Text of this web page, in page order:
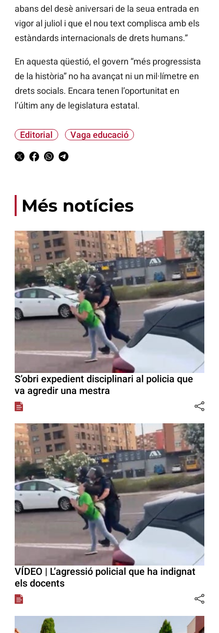
abans del desè aniversari de la seua entrada en
vigor al juliol i que el nou text complisca amb els
estàndards internacionals de drets humans.”
En aquesta qüestió, el govern “més progressista
de la història” no ha avançat ni un mil·límetre en
drets socials. Encara tenen l’oportunitat en
l’últim any de legislatura estatal.
Editorial Vaga educació
Més notícies
S’obri expedient disciplinari al policia que
va agredir una mestra
VÍDEO | L’agressió policial que ha indignat
els docents